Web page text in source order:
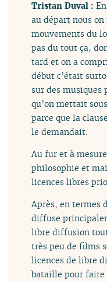
Tristan Duval :
au départ nous
mouvements du
pas du tout ça,
tard et on a
début c’était
sur des musiques
qu’on mettait
parce que la
le demandait.
Au fur et à
philosophie et
licences libres
Après, en termes
diffuse
libre diffusion
très peu de films
licences de libre
bataille pour faire